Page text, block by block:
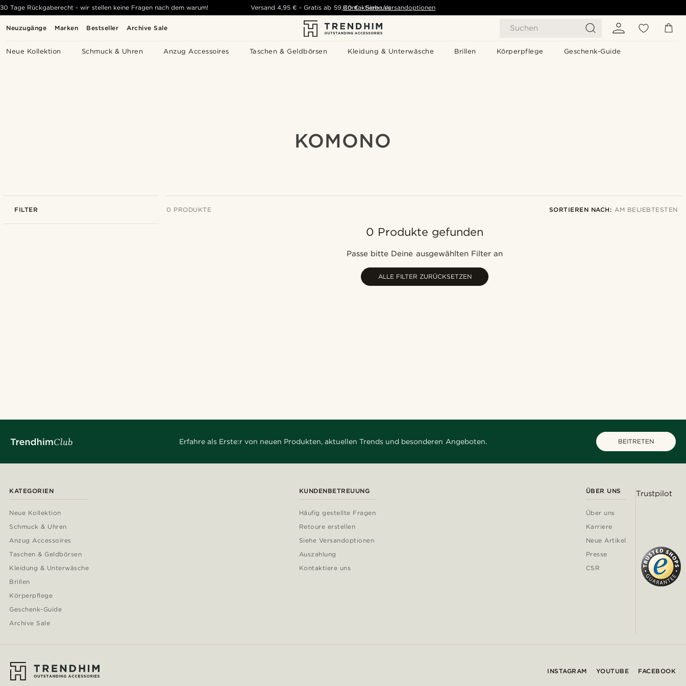
Neuzugänge Marken Bestseller Archive Sale Suchen
Neue Kollektion Schmuck & Uhren Anzug Accessoires Taschen & Geldbörsen Kleidung & Unterwäsche Brillen Körperpflege Geschenk-Guide
30 Tage Rückgaberecht - wir stellen keine Fragen nach dem warum! Versand 4,95 € -Gratis ab 59,00 € - Siehe Versandoptionen
Kontaktiere uns
KOMONO
FILTER 0 PRODUKTE SORTIEREN NACH: AM BELIEBTESTEN
0 Produkte gefunden
Passe bitte Deine ausgewählten Filter an
ALLE FILTER ZURÜCKSETZEN
Erfahre als Erste:r von neuen Produkten, aktuellen Trends und besonderen Angeboten. BEITRETEN
KATEGORIEN
Neue Kollektion
Schmuck & Uhren
Anzug Accessoires
Taschen & Geldbörsen
Kleidung & Unterwäsche
Brillen
Körperpflege
Geschenk-Guide
Archive Sale
KUNDENBETREUUNG
Häufig gestellte Fragen
Retoure erstellen
Siehe Versandoptionen
Auszahlung
Kontaktiere uns
ÜBER UNS
Über uns
Karriere
Neue Artikel
Presse
CSR
Trustpilot
INSTAGRAM YOUTUBE FACEBOOK